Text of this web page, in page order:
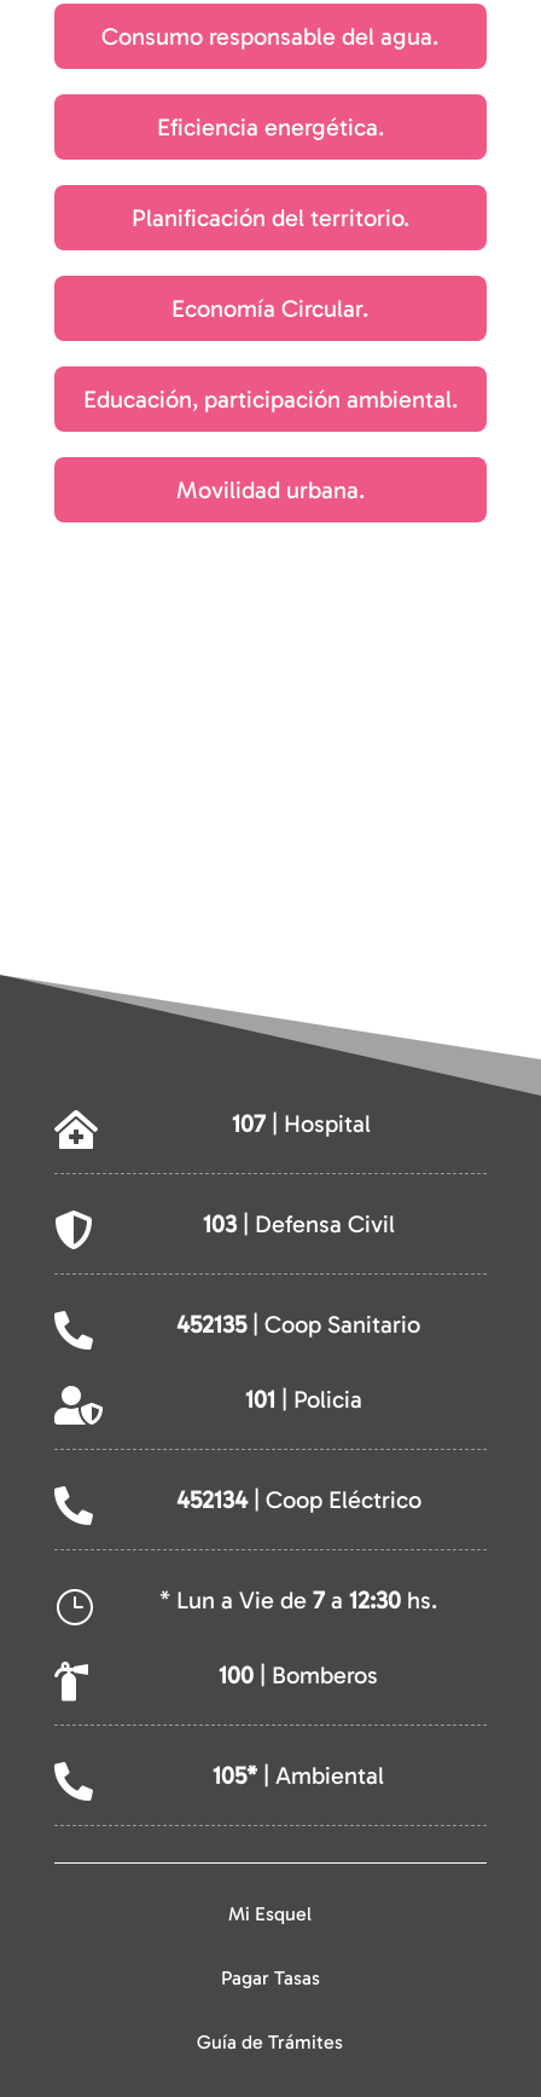
Consumo responsable del agua.
Eficiencia energética.
Planificación del territorio.
Economía Circular.
Educación, participación ambiental.
Movilidad urbana.
 107| Hospital
 103| Defensa Civil
 452135| Coop Sanitario
 101 | Policia
 452134| Coop Eléctrico
} * Lun a Vie de7 a12:30 hs.
 100 | Bomberos
 105* | Ambiental
Mi Esquel
Pagar Tasas
Guía de Trámites